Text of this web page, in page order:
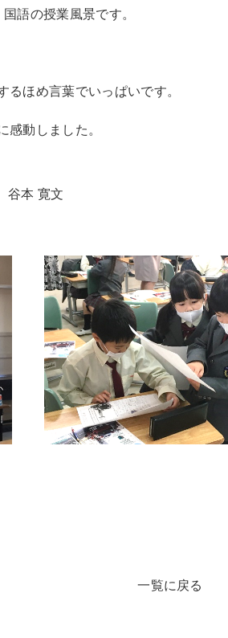
語の授業風景です。
ほめ言葉でいっぱいです。
感動しました。
寛文
一覧に戻る